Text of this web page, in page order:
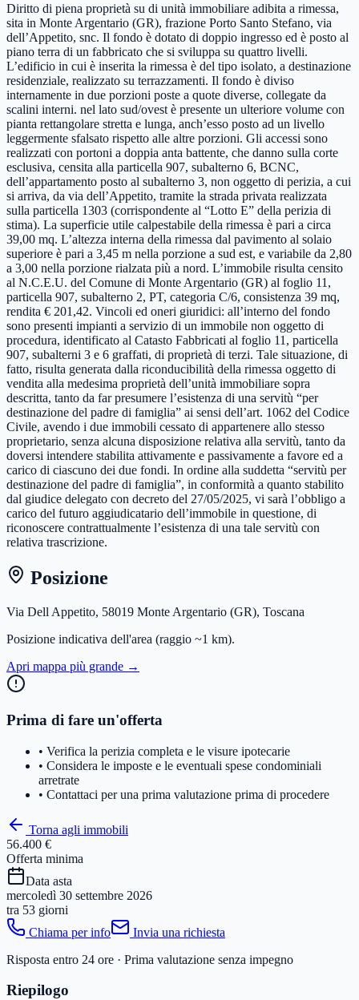
Diritto di piena proprietà su di unità immobiliare adibita a rimessa,
sita in Monte Argentario (GR), frazione Porto Santo Stefano, via
dell’Appetito, snc. Il fondo è dotato di doppio ingresso ed è posto al
piano terra di un fabbricato che si sviluppa su quattro livelli.
L’edificio in cui è inserita la rimessa è del tipo isolato, a destinazione
residenziale, realizzato su terrazzamenti. Il fondo è diviso
internamente in due porzioni poste a quote diverse, collegate da
scalini interni. nel lato sud/ovest è presente un ulteriore volume con
pianta rettangolare stretta e lunga, anch’esso posto ad un livello
leggermente sfalsato rispetto alle altre porzioni. Gli accessi sono
realizzati con portoni a doppia anta battente, che danno sulla corte
esclusiva, censita alla particella 907, subalterno 6, BCNC,
dell’appartamento posto al subalterno 3, non oggetto di perizia, a cui
si arriva, da via dell’Appetito, tramite la strada privata realizzata
sulla particella 1303 (corrispondente al “Lotto E” della perizia di
stima). La superficie utile calpestabile della rimessa è pari a circa
39,00 mq. L’altezza interna della rimessa dal pavimento al solaio
superiore è pari a 3,45 m nella porzione a sud est, e variabile da 2,80
a 3,00 nella porzione rialzata più a nord. L’immobile risulta censito
al N.C.E.U. del Comune di Monte Argentario (GR) al foglio 11,
particella 907, subalterno 2, PT, categoria C/6, consistenza 39 mq,
rendita € 201,42. Vincoli ed oneri giuridici: all’interno del fondo
sono presenti impianti a servizio di un immobile non oggetto di
procedura, identificato al Catasto Fabbricati al foglio 11, particella
907, subalterni 3 e 6 graffati, di proprietà di terzi. Tale situazione, di
fatto, risulta generata dalla riconducibilità della rimessa oggetto di
vendita alla medesima proprietà dell’unità immobiliare sopra
descritta, tanto da far presumere l’esistenza di una servitù “per
destinazione del padre di famiglia” ai sensi dell’art. 1062 del Codice
Civile, avendo i due immobili cessato di appartenere allo stesso
proprietario, senza alcuna disposizione relativa alla servitù, tanto da
doversi intendere stabilita attivamente e passivamente a favore ed a
carico di ciascuno dei due fondi. In ordine alla suddetta “servitù per
destinazione del padre di famiglia”, in conformità a quanto stabilito
dal giudice delegato con decreto del 27/05/2025, vi sarà l’obbligo a
carico del futuro aggiudicatario dell’immobile in questione, di
riconoscere contrattualmente l’esistenza di una tale servitù con
relativa trascrizione.
Posizione
Via Dell Appetito, 58019 Monte Argentario (GR), Toscana
Posizione indicativa dell'area (raggio ~1 km).
Apri mappa più grande →
Prima di fare un'offerta
• Verifica la perizia completa e le visure ipotecarie
• Considera le imposte e le eventuali spese condominiali
arretrate
• Contattaci per una prima valutazione prima di procedere
Torna agli immobili
56.400 €
Offerta minima
Data asta
mercoledì 30 settembre 2026
tra 53 giorni
Chiama per info
Invia una richiesta
Risposta entro 24 ore · Prima valutazione senza impegno
Riepilogo